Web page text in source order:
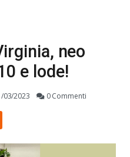
neo
e lode!
03/2023 0 Commenti